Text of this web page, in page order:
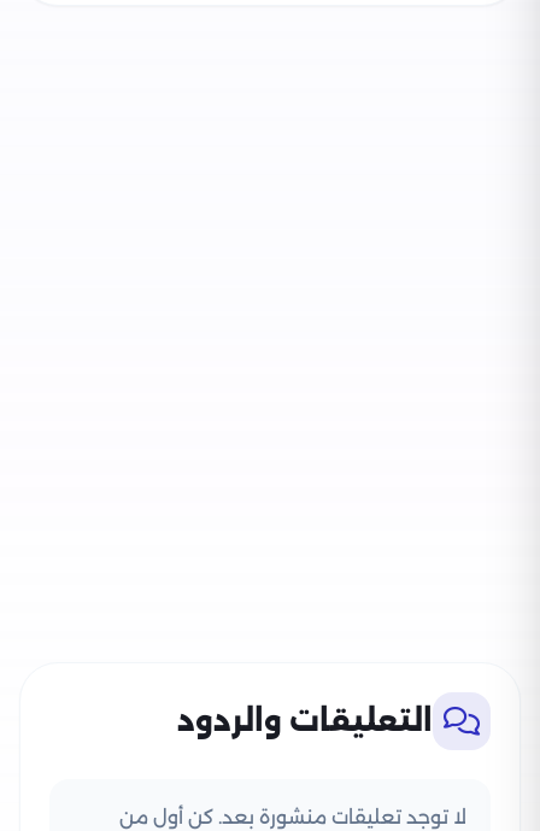
التعليقات والردود
لا توجد تعليقات منشورة بعد. كن أول من